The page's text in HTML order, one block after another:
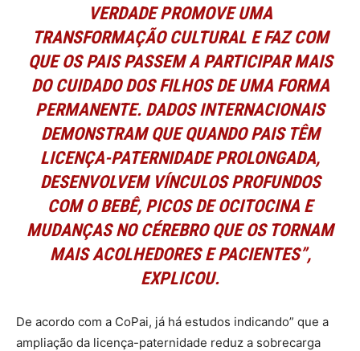
VERDADE PROMOVE UMA
TRANSFORMAÇÃO CULTURAL E FAZ COM
QUE OS PAIS PASSEM A PARTICIPAR MAIS
DO CUIDADO DOS FILHOS DE UMA FORMA
PERMANENTE. DADOS INTERNACIONAIS
DEMONSTRAM QUE QUANDO PAIS TÊM
LICENÇA-PATERNIDADE PROLONGADA,
DESENVOLVEM VÍNCULOS PROFUNDOS
COM O BEBÊ, PICOS DE OCITOCINA E
MUDANÇAS NO CÉREBRO QUE OS TORNAM
MAIS ACOLHEDORES E PACIENTES”,
EXPLICOU.
De acordo com a CoPai, já há estudos indicando” que a
ampliação da licença-paternidade reduz a sobrecarga